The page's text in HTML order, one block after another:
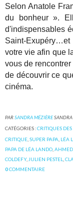
Selon Anatole
du bonheur ».
d'indispensables
Saint-Exupéry…et
votre vie afin que
vous de
de découvrir ce
cinéma.
PARSANDRA MÉZIÈRE
CATÉGORIES :CRITIQUES
CRITIQUE ,SUPER PAPA LÉA
PAPA DE LÉA LANDO ,AHMED
COLDEFY, JULIEN PESTEL ,
0COMMENTAIRE